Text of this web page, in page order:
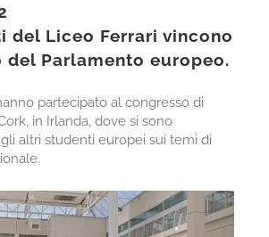
del Liceo Ferrari vincono
del Parlamento europeo.
partecipato al congresso di
in Irlanda, dove si sono
altri studenti europei sui temi di